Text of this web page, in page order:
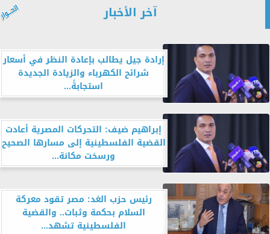
آخر الأخبار
إرادة جيل يطالب بإعادة النظر في أسعار
شرائح الكهرباء والزيادة الجديدة
استجابةً...
إبراهيم ضيف: التحركات المصرية أعادت
القضية الفلسطينية إلى مسارها الصحيح
ورسخت مكانة...
رئيس حزب الغد: مصر تقود معركة
السلام بحكمة وثبات.. والقضية
الفلسطينية تشهد...